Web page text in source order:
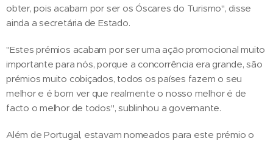
obter, pois acabam por ser os Óscares do Turismo", disse
ainda a secretária de Estado.
"Estes prémios acabam por ser uma ação promocional muito
importante para nós, porque a concorrência era grande, são
prémios muito cobiçados, todos os países fazem o seu
melhor e é bom ver que realmente o nosso melhor é de
facto o melhor de todos", sublinhou a governante.
Além de Portugal, estavam nomeados para este prémio o